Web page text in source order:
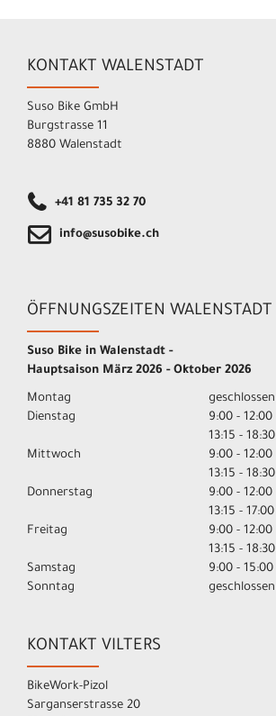
KONTAKT WALENSTADT
Suso Bike GmbH
Burgstrasse 11
8880 Walenstadt
+41 81 735 32 70
info@susobike.ch
ÖFFNUNGSZEITEN WALENSTADT
Suso Bike in Walenstadt -
Hauptsaison März 2026 - Oktober 2026
Montag
geschlossen
Dienstag
9:00 - 12:00
13:15 - 18:30
Mittwoch
9:00 - 12:00
13:15 - 18:30
Donnerstag
9:00 - 12:00
13:15 - 17:00
Freitag
9:00 - 12:00
13:15 - 18:30
Samstag
9:00 - 15:00
Sonntag
geschlossen
KONTAKT VILTERS
BikeWork-Pizol
Sarganserstrasse 20